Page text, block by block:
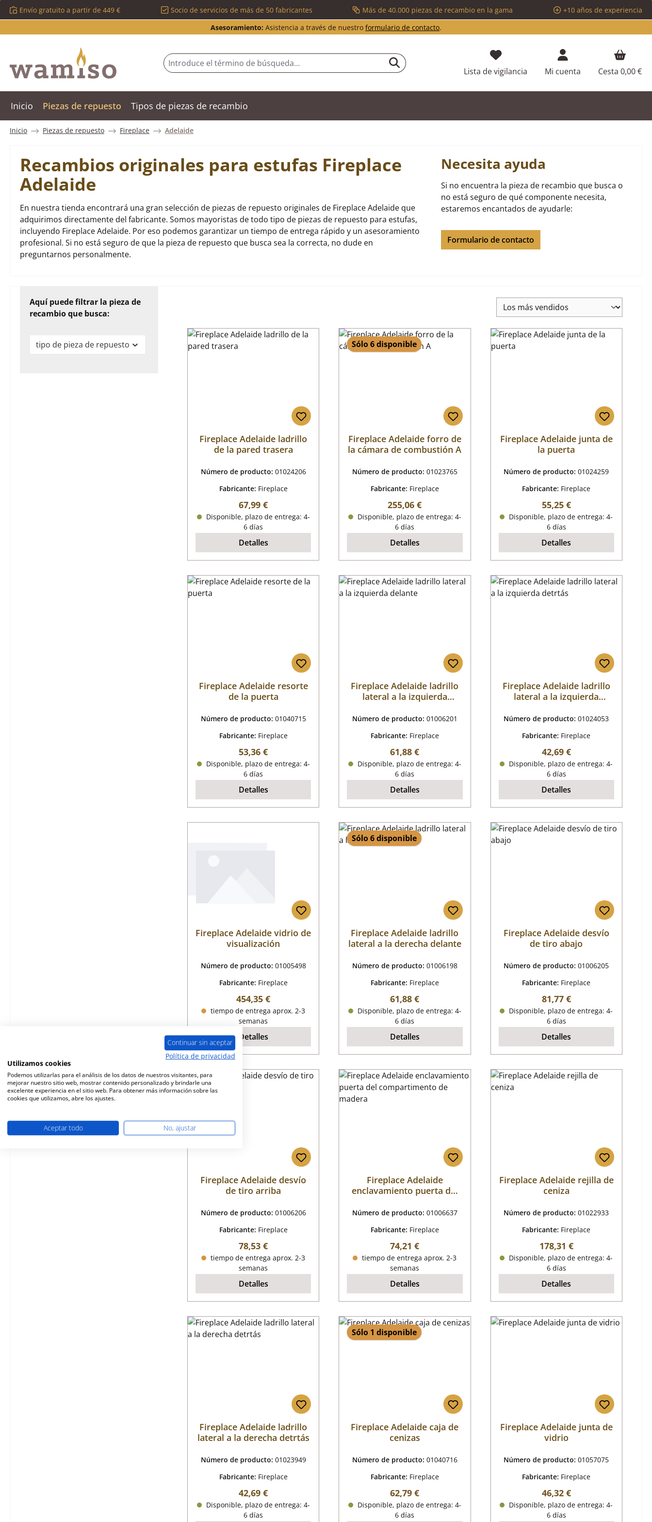
al contenido principal
Saltar a la búsqueda
Saltar a la navegación principal
Envío gratuito a partir de 449 € Socio de servicios de más de 50 fabricantes Más de 40.000 piezas de recambio en la gama
+10 años de experiencia
Asesoramiento: Asistencia a través de nuestro formulario de contacto.
Lista de vigilancia Tienes 0 artículos en tu lista de
Mi cuenta Cesta 0,00 €
Inicio Piezas de repuesto Tipos de piezas de recambio
Inicio Piezas de repuesto Fireplace Adelaide
Recambios originales para estufas Fireplace
Adelaide
En nuestra tienda encontrará una gran selección de piezas de repuesto originales de Fireplace Adelaide que
adquirimos directamente del fabricante. Somos mayoristas de todo tipo de piezas de repuesto para estufas,
incluyendo Fireplace Adelaide. Por eso podemos garantizar un tiempo de entrega rápido y un asesoramiento
profesional. Si no está seguro de que la pieza de repuesto que busca sea la correcta, no dude en
preguntarnos personalmente.
Necesita ayuda
Si no encuentra la pieza de recambio que busca o
no está seguro de qué componente necesita,
estaremos encantados de ayudarle:
Formulario de contacto
Aquí puede filtrar la pieza de
recambio que busca:
tipo de pieza de repuesto
Fireplace Adelaide ladrillo
de la pared trasera
Número de producto: 01024206
Fabricante: Fireplace
Precio normal:
67,99 €
Disponible, plazo de entrega: 4-
6 días
Detalles
Sólo 6 disponible
Fireplace Adelaide forro de
la cámara de combustión A
Número de producto: 01023765
Fabricante: Fireplace
Precio normal:
255,06 €
Disponible, plazo de entrega: 4-
6 días
Detalles
Fireplace Adelaide junta de
la puerta
Número de producto:01024259
Fabricante: Fireplace
Precio normal:
55,25 €
Disponible, plazo de entrega: 4-
6 días
Detalles
Fireplace Adelaide resorte
de la puerta
Número de producto: 01040715
Fabricante: Fireplace
Precio normal:
53,36 €
Disponible, plazo de entrega: 4-
6 días
Detalles
Fireplace Adelaide ladrillo
lateral a la izquierda
Número de producto: 01006201
Fabricante: Fireplace
Precio normal:
61,88 €
Disponible, plazo de entrega: 4-
6 días
Detalles
Fireplace Adelaide ladrillo
lateral a la izquierda
Número de producto:01024053
Fabricante: Fireplace
Precio normal:
42,69 €
Disponible, plazo de entrega: 4-
6 días
Detalles
Fireplace Adelaide vidrio de
visualización
Número de producto: 01005498
Fabricante: Fireplace
Precio normal:
454,35 €
tiempo de entrega aprox. 2-3
semanas
Detalles
Sólo 6 disponible
Fireplace Adelaide ladrillo
lateral a la derecha delante
Número de producto: 01006198
Fabricante: Fireplace
Precio normal:
61,88 €
Disponible, plazo de entrega: 4-
6 días
Detalles
Fireplace Adelaide desvío
de tiro abajo
Número de producto:01006205
Fabricante: Fireplace
Precio normal:
81,77 €
Disponible, plazo de entrega: 4-
6 días
Detalles
Fireplace Adelaide desvío
de tiro arriba
Número de producto: 01006206
Fabricante: Fireplace
Precio normal:
78,53 €
tiempo de entrega aprox. 2-3
semanas
Detalles
Fireplace Adelaide
enclavamiento puerta del
Número de producto: 01006637
Fabricante: Fireplace
Precio normal:
74,21 €
tiempo de entrega aprox. 2-3
semanas
Detalles
Fireplace Adelaide rejilla de
ceniza
Número de producto:01022933
Fabricante: Fireplace
Precio normal:
178,31 €
Disponible, plazo de entrega: 4-
6 días
Detalles
Fireplace Adelaide ladrillo
lateral a la derecha detrtás
Número de producto: 01023949
Fabricante: Fireplace
Precio normal:
42,69 €
Disponible, plazo de entrega: 4-
6 días
Sólo 1 disponible
Fireplace Adelaide caja de
cenizas
Número de producto: 01040716
Fabricante: Fireplace
Precio normal:
62,79 €
Disponible, plazo de entrega: 4-
6 días
Fireplace Adelaide junta de
vidrio
Número de producto:01057075
Fabricante: Fireplace
Precio normal:
46,32 €
Disponible, plazo de entrega: 4-
6 días
Continuar sin aceptar
Política de privacidad
Utilizamos cookies
Podemos utilizarlas para el análisis de los datos de nuestros visitantes, para
mejorar nuestro sitio web, mostrar contenido personalizado y brindarle una
excelente experiencia en el sitio web. Para obtener más información sobre las
cookies que utilizamos, abre los ajustes.
Aceptar todo No, ajustar